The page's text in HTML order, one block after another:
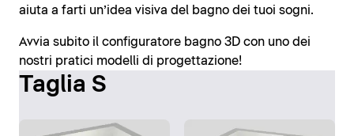
aiuta a farti un’idea visiva del bagno dei tuoi sogni.
Avvia subito il configuratore bagno 3D con uno dei
nostri pratici modelli di progettazione!
Taglia S